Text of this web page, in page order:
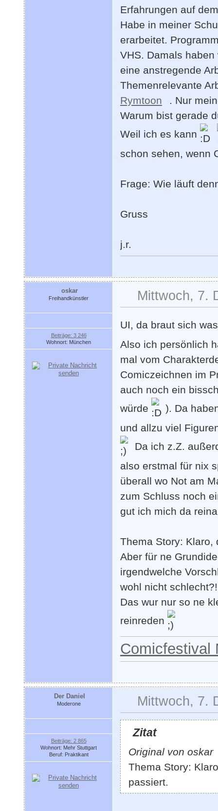
Erfahrungen auf
Habe in meiner
erarbeitet.
VHS. Damals
eine anstregende
Themenrelevante
Rymtoon
. Nur
Warum bist gerade
Weil ich es kann
schon sehen, wenn
Frage: Wie läuft
Gruss
j.r.
oskar
Freihandkünstler
Beiträge: 3 246
Wohnort: München
Mittwoch, 7.
UI, da braut sich
Also ich persönlich
mal vom
Comiczeichnen im
auch noch ein
würde
). Da
und allzu viel
Da ich z.Z.
also erstmal für nix
überall wo Not am
zum Schluss noch
gut ich mich da
Thema Story: Klaro,
Aber für ne
irgendwelche
wohl nicht schlecht?!
Das wur nur so ne
reinreden
Comicfestival
Der Daniel
Moderone
Beiträge: 2 865
Wohnort: Mehr Stuttgart
Beruf: Praktikant
Mittwoch, 7.
Zitat
Original von oskar
Thema Story:
passiert.